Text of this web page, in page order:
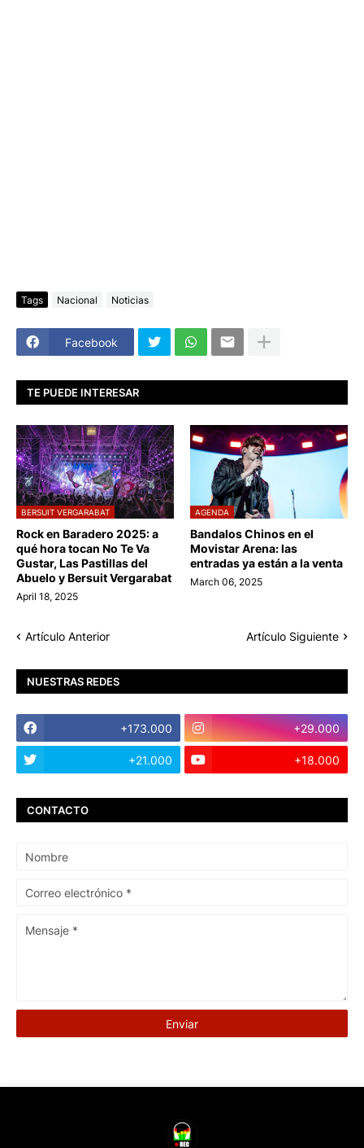
Tags Nacional Noticias
Facebook
TE PUEDE INTERESAR
BERSUIT VERGARABAT
Rock en Baradero 2025: a
qué hora tocan No Te Va
Gustar, Las Pastillas del
Abuelo y Bersuit Vergarabat
April 18, 2025
AGENDA
Bandalos Chinos en el
Movistar Arena: las
entradas ya están a la venta
March 06, 2025
Artículo Anterior Artículo Siguiente
NUESTRAS REDES
+173.000 +29.000
+21.000 +18.000
CONTACTO